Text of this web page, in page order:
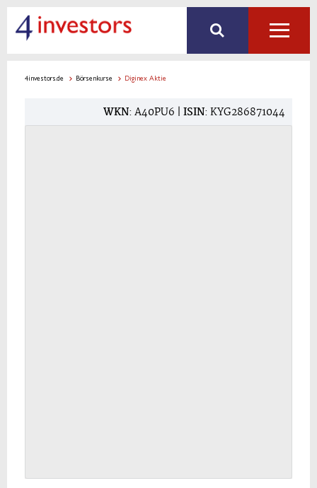
4investors.de Börsenkurse Diginex Aktie
WKN: A40PU6 | ISIN: KYG286871044